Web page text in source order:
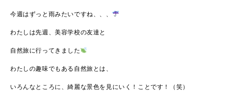
今週はずっと雨みたいですね、、、
わたしは先週、美容学校の友達と
自然旅に行ってきました
わたしの趣味でもある自然旅とは、
いろんなところに、綺麗な景色を見にいく！ことです！（笑）